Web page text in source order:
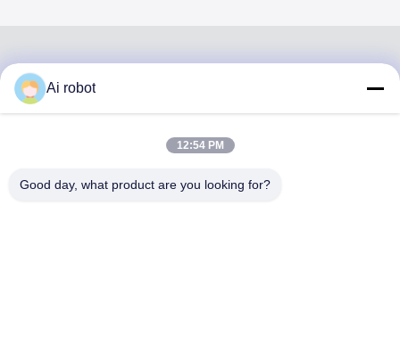
LABORATORY
Ai robot
12:54 PM
Good day, what product are you looking for?